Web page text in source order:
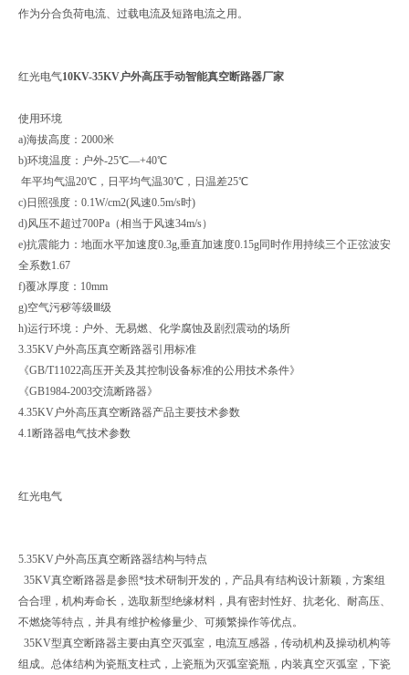
作为分合负荷电流、过载电流及短路电流之用。
红光电气10KV-35KV户外高压手动智能真空断路器厂家
使用环境
a)海拔高度：2000米
b)环境温度：户外-25℃—+40℃
年平均气温20℃，日平均气温30℃，日温差25℃
c)日照强度：0.1W/cm2(风速0.5m/s时)
d)风压不超过700Pa（相当于风速34m/s）
e)抗震能力：地面水平加速度0.3g,垂直加速度0.15g同时作用持续三个正弦波安
全系数1.67
f)覆冰厚度：10mm
g)空气污秽等级Ⅲ级
h)运行环境：户外、无易燃、化学腐蚀及剧烈震动的场所
3.35KV户外高压真空断路器引用标准
《GB/T11022高压开关及其控制设备标准的公用技术条件》
《GB1984-2003交流断路器》
4.35KV户外高压真空断路器产品主要技术参数
4.1断路器电气技术参数
红光电气
5.35KV户外高压真空断路器结构与特点
35KV真空断路器是参照*技术研制开发的，产品具有结构设计新颖，方案组
合合理，机构寿命长，选取新型绝缘材料，具有密封性好、抗老化、耐高压、
不燃烧等特点，并具有维护检修量少、可频繁操作等优点。
35KV型真空断路器主要由真空灭弧室，电流互感器，传动机构及操动机构等
组成。总体结构为瓷瓶支柱式，上瓷瓶为灭弧室瓷瓶，内装真空灭弧室，下瓷